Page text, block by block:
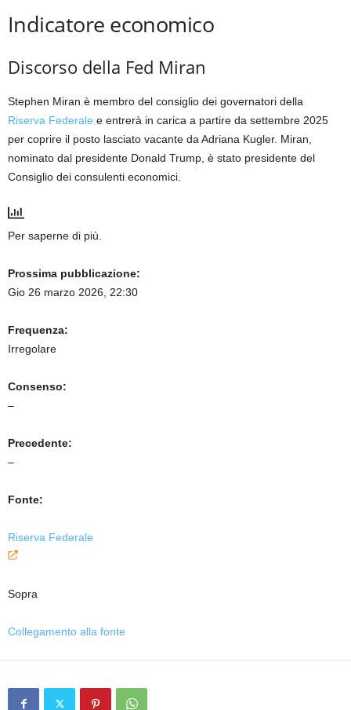
Indicatore economico
Discorso della Fed Miran
Stephen Miran è membro del consiglio dei governatori della
Riserva Federale e entrerà in carica a partire da settembre 2025
per coprire il posto lasciato vacante da Adriana Kugler. Miran,
nominato dal presidente Donald Trump, è stato presidente del
Consiglio dei consulenti economici.
Per saperne di più.
Prossima pubblicazione:
Gio 26 marzo 2026, 22:30
Frequenza:
Irregolare
Consenso:
–
Precedente:
–
Fonte:
Riserva Federale
Sopra
Collegamento alla fonte